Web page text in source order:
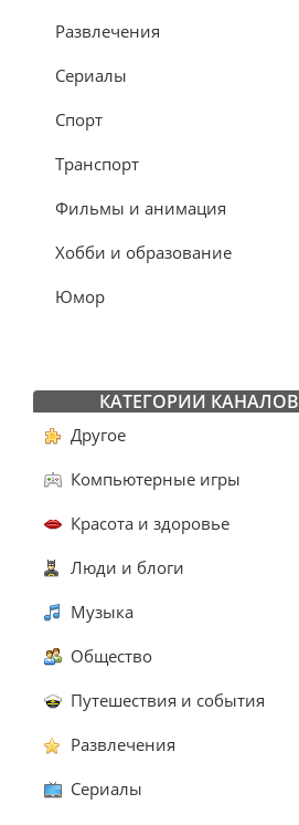
Развлечения
Сериалы
Спорт
Транспорт
Фильмы и анимация
Хобби и образование
Юмор
КАТЕГОРИИ КАНАЛОВ
Другое
Компьютерные игры
Красота и здоровье
Люди и блоги
Музыка
Общество
Путешествия и события
Развлечения
Сериалы